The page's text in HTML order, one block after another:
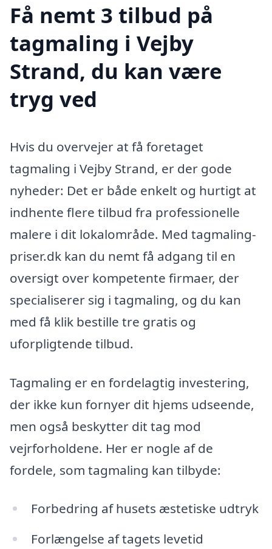
Få nemt 3 tilbud på
tagmaling i Vejby
Strand, du kan være
tryg ved
Hvis du overvejer at få foretaget
tagmaling i Vejby Strand, er der gode
nyheder: Det er både enkelt og hurtigt at
indhente flere tilbud fra professionelle
malere i dit lokalområde. Med tagmaling-
priser.dk kan du nemt få adgang til en
oversigt over kompetente firmaer, der
specialiserer sig i tagmaling, og du kan
med få klik bestille tre gratis og
uforpligtende tilbud.
Tagmaling er en fordelagtig investering,
der ikke kun fornyer dit hjems udseende,
men også beskytter dit tag mod
vejrforholdene. Her er nogle af de
fordele, som tagmaling kan tilbyde:
Forbedring af husets æstetiske udtryk
Forlængelse af tagets levetid